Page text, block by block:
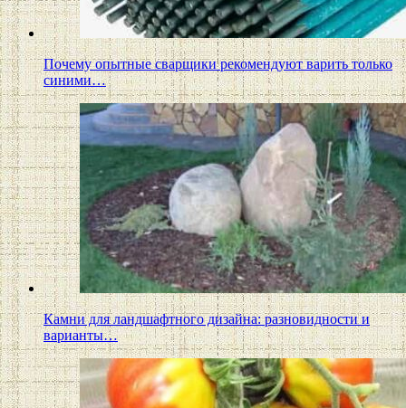
Почему опытные сварщики рекомендуют варить только
синими…
Камни для ландшафтного дизайна: разновидности и
варианты…